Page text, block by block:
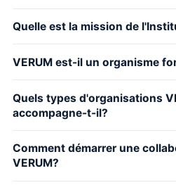
Quelle est la mission de
VERUM est-il un organisme
Quels types d'organisations
accompagne-t-il?
Comment démarrer une
VERUM?